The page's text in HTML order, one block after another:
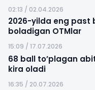
02:13 / 02.04.2026
2026-yilda eng past
boladigan OTMlar
15:09 / 17.07.2026
68 ball to’plagan
kira oladi
16:35 / 20.07.2026